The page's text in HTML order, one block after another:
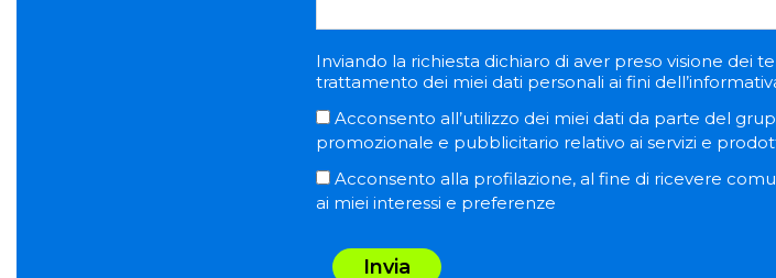
Inviando la richiesta dichiaro di aver preso visione dei
trattamento dei miei dati personali ai fini
Acconsento all’utilizzo dei miei dati da parte del
promozionale e pubblicitario relativo ai servizi e
Acconsento alla profilazione, al fine di ricevere
ai miei interessi e preferenze
Invia